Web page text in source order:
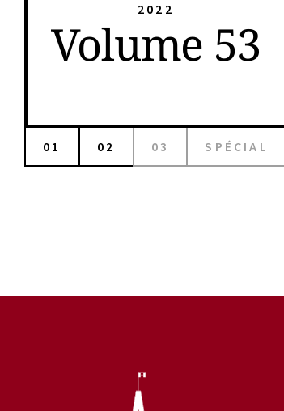
2022
Volume 53
01 02 03 SPÉCIAL